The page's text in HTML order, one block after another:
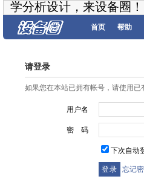
学分析设计，来设备圈
首页 帮助
请登录
如果您在本站已拥有帐号，请使用
用户名
密 码
下次自动
忘记